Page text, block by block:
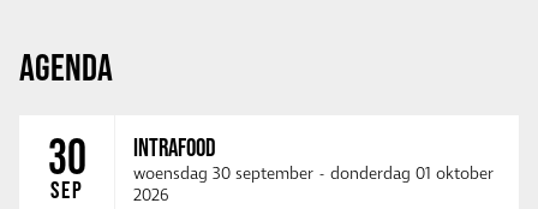
AGENDA
30
SEP
INTRAFOOD
woensdag 30 september - donderdag 01 oktober
2026